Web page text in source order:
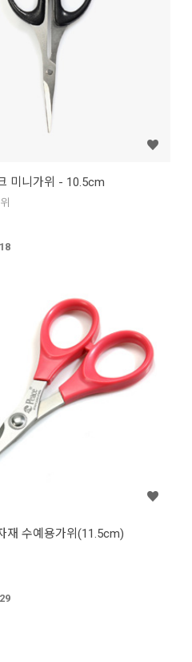
미니가위 - 10.5cm
18
재 수예용가위(11.5cm)
29